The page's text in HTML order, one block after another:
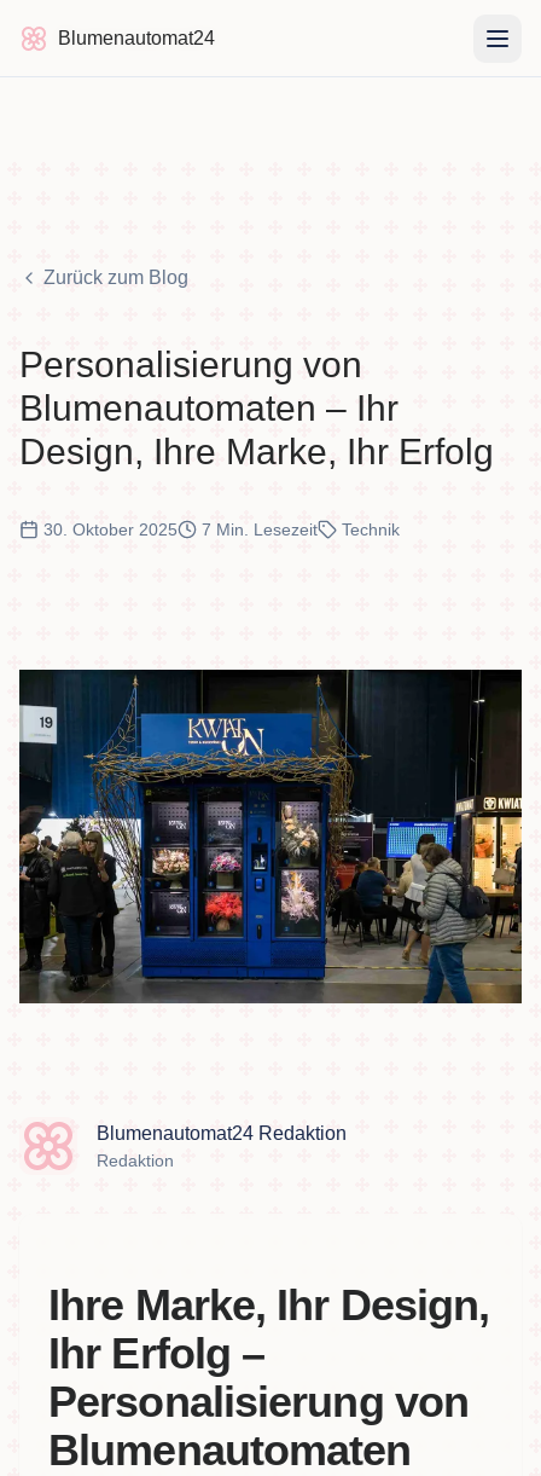
Blumenautomat24
Blumenautomat24
Zurück zum Blog
Personalisierung von
Blumenautomaten – Ihr
Design, Ihre Marke, Ihr Erfolg
30. Oktober 2025 7 Min. Lesezeit Technik
Blumenautomat24 Redaktion
Redaktion
Ihre Marke, Ihr Design,
Ihr Erfolg –
Personalisierung von
Blumenautomaten